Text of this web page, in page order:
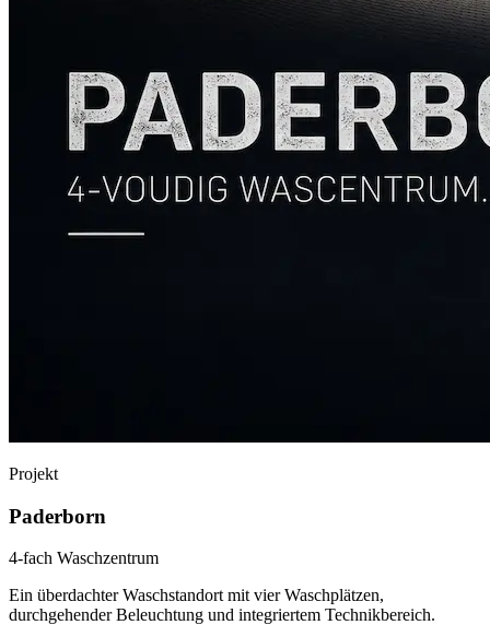
Projekt
Paderborn
4-fach Waschzentrum
Ein überdachter Waschstandort mit vier Waschplätzen,
durchgehender Beleuchtung und integriertem Technikbereich.